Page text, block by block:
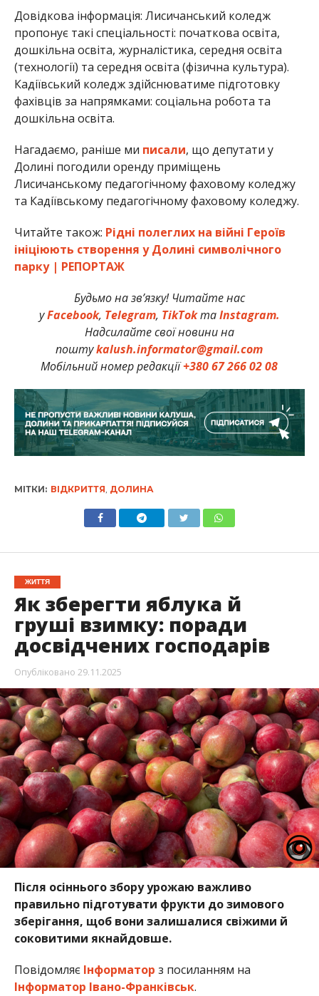
Довідкова інформація: Лисичанський коледж
пропонує такі спеціальності: початкова освіта,
дошкільна освіта, журналістика, середня освіта
(технології) та середня освіта (фізична культура).
Кадіївський коледж здійснюватиме підготовку
фахівців за напрямками: соціальна робота та
дошкільна освіта.
Нагадаємо, раніше ми писали, що депутати у
Долині погодили оренду приміщень
Лисичанському педагогічному фаховому коледжу
та Кадіївському педагогічному фаховому коледжу.
Читайте також: Рідні полеглих на війні Героїв
ініціюють створення у Долині символічного
парку | РЕПОРТАЖ
Будьмо на зв’язку! Читайте нас
уFacebook, Telegram, TikTokтаInstagram.
Надсилайте свої новини на
поштуkalush.informator@gmail.com
Мобільний номер редакції+380 67 266 02 08
МІТКИ: ВІДКРИТТЯ, ДОЛИНА
ЖИТТЯ
Як зберегти яблука й
груші взимку: поради
досвідчених господарів
Опубліковано 29.11.2025
Після осіннього збору урожаю важливо
правильно підготувати фрукти до зимового
зберігання, щоб вони залишалися свіжими й
соковитими якнайдовше.
Повідомляє Інформатор з посиланням на
Інформатор Івано-Франківськ.